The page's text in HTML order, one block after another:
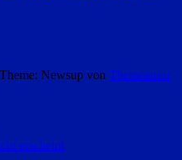
Theme: Newsup von Themeansar
erscheint